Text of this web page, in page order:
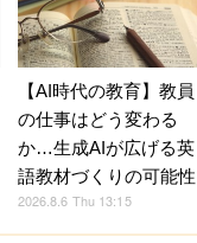
【AI時代の教育】教員
の仕事はどう変わる
か…生成AIが広げる英
語教材づくりの可能性
2026.8.6 Thu 13:15